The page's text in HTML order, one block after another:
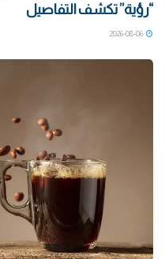
“رؤية” تكشف التفاصيل